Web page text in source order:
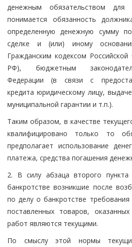
денежным обязательством для
понимается обязанность
определенную денежную сумму по
сделке и (или) иному
Гражданским кодексом
РФ), бюджетным
Федерации (в связи с
кредита юридическому лицу,
муниципальной гарантии и т.п.).
Таким образом, в качестве
квалифицировано только то
предполагает использование
платежа, средства погашения
2. В силу абзаца второго
банкротстве возникшие после
по делу о банкротстве
поставленных товаров,
работ являются текущими.
По смыслу этой нормы